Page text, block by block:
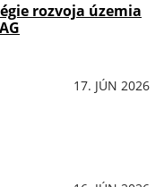
rozvoja územia
17. JÚN 2026